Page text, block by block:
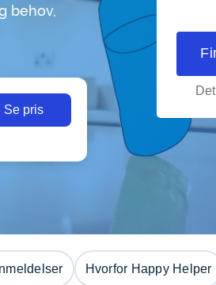
behov,
Se pris
Hvorfor Happy Helper